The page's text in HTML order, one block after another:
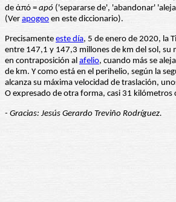
de ἀπό = apó ('separarse de', 'abandonar'
(Ver apogeo en este diccionario).
Precisamente este día, 5 de enero de 2020, la
entre 147,1 y 147,3 millones de km del sol, su
en contraposición al afelio, cuando más se
de km. Y como está en el perihelio, según la
alcanza su máxima velocidad de traslación,
O expresado de otra forma, casi 31 kilómetros
- Gracias: Jesús Gerardo Treviño Rodríguez.